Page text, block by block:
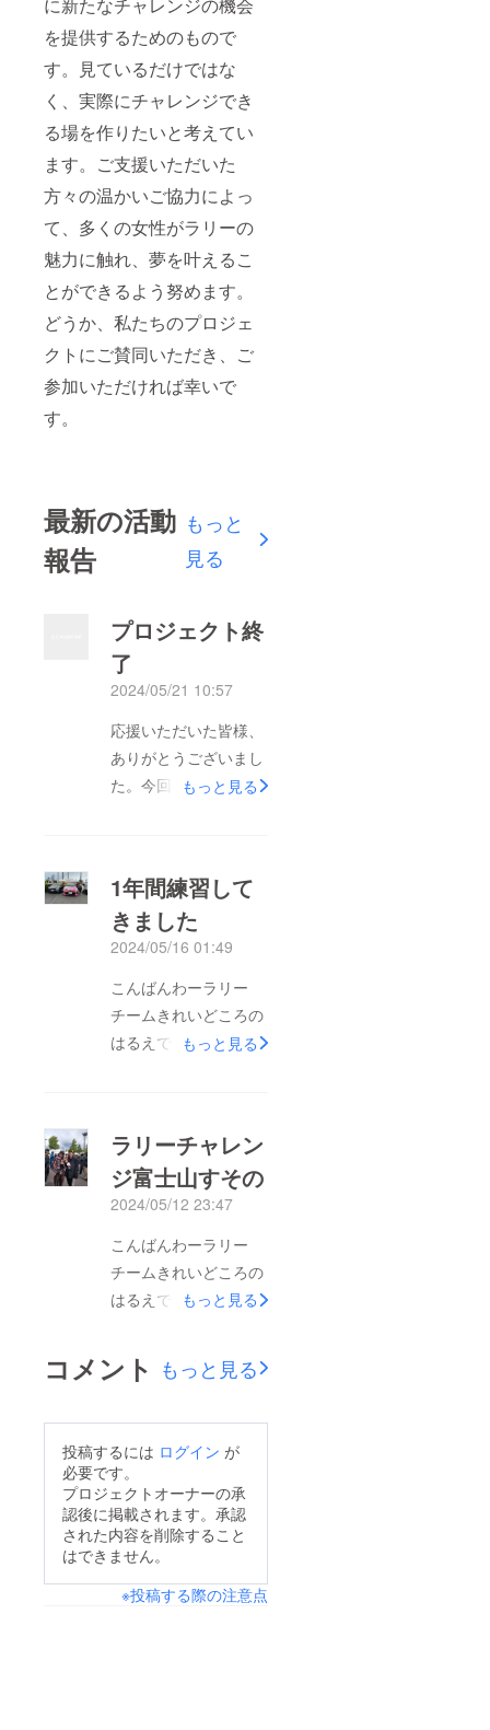
に新たなチャレンジの機会
を提供するためのもので
す。見ているだけではな
く、実際にチャレンジでき
る場を作りたいと考えてい
ます。ご支援いただいた
方々の温かいご協力によっ
て、多くの女性がラリーの
魅力に触れ、夢を叶えるこ
とができるよう努めます。
どうか、私たちのプロジェ
クトにご賛同いただき、ご
参加いただければ幸いで
す。
最新の活動
報告
もっと
見る
プロジェクト終
了
2024/05/21 10:57
応援いただいた皆様、
ありがとうございまし
た。今回はSUCCESS
多くの方にチャレンジ
してもらえるように今
後も頑張っていきま
す。アメブロで情報発
信していますので「ラ
リー屋さんになっ
ちゃった?」
ろしくお願いします。
もっと見る
1年間練習して
きました
2024/05/16 01:49
こんばんわーラリー
チームきれいどころの
はるえでーす(^O^)v
の無事に完走しました
1年まえの初ラリーで
リタイヤしてしまった
してなかなかチャレン
ジすることが出来ませ
んでしたがよーやくリ
これで次のステップに
行練習はもちろんベー
スノートの練習も積ん
できました私達は次に
チャレンジするドライ
バーを待っています若
い子だけではなくて子
育ての終った人生
もっと見る
ラリーチャレン
ジ富士山すその
2024/05/12 23:47
こんばんわーラリー
チームきれいどころの
はるえでーす(^O^)vラ
レンタルカーりぼん号
でエントリーのルイ
マージン取りまくり
徐々に順位を上げてき
てたのにーでも、ゴー
ルするって大事次もが
揃ってエントリーのル
もっと見る
コメント もっと見る
投稿するには ログイン が
必要です。
プロジェクトオーナーの承
認後に掲載されます。承認
された内容を削除すること
はできません。
※投稿する際の注意点